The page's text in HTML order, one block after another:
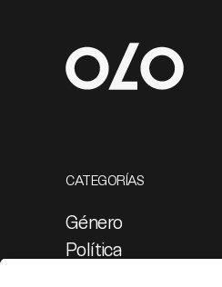
CATEGORÍAS
Género
Política